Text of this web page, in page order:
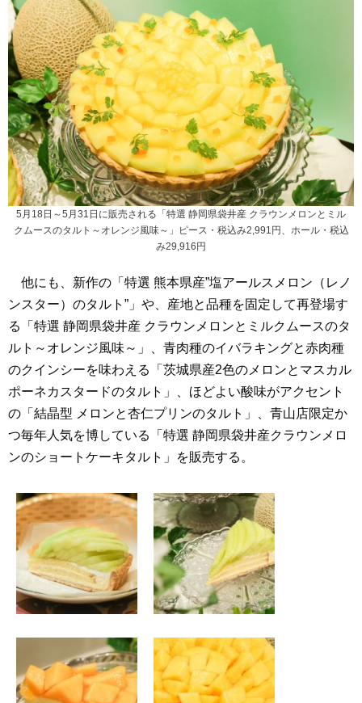
5月18日～5月31日に販売される「特選 静岡県袋井産 クラウンメロンとミル
クムースのタルト～オレンジ風味～」ピース・税込み2,991円、ホール・税込
み29,916円
他にも、新作の「特選 熊本県産”塩アールスメロン（レノ
ンスター）のタルト”」や、産地と品種を固定して再登場す
る「特選 静岡県袋井産 クラウンメロンとミルクムースのタ
ルト～オレンジ風味～」、青肉種のイバラキングと赤肉種
のクインシーを味わえる「茨城県産2色のメロンとマスカル
ポーネカスタードのタルト」、ほどよい酸味がアクセント
の「結晶型 メロンと杏仁プリンのタルト」、青山店限定か
つ毎年人気を博している「特選 静岡県袋井産クラウンメロ
ンのショートケーキタルト」を販売する。